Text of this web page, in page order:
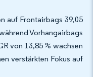
auf Frontairbags 39,05
Vorhangairbags
von 13,85 % wachsen
verstärkten Fokus auf